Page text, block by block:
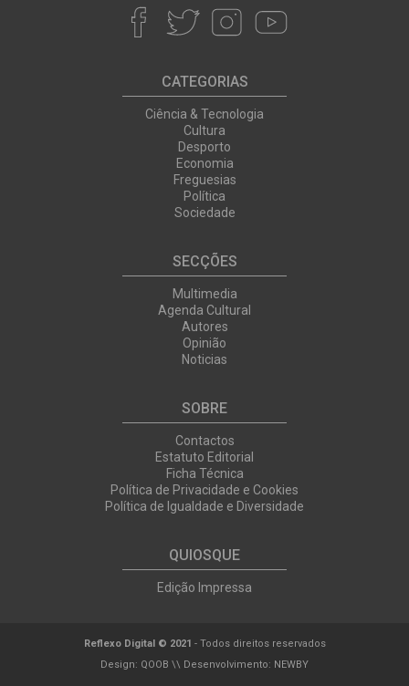
CATEGORIAS
Ciência & Tecnologia
Cultura
Desporto
Economia
Freguesias
Política
Sociedade
SECÇÕES
Multimedia
Agenda Cultural
Autores
Opinião
Noticias
SOBRE
Contactos
Estatuto Editorial
Ficha Técnica
Política de Privacidade e Cookies
Política de Igualdade e Diversidade
QUIOSQUE
Edição Impressa
Reflexo Digital © 2021 - Todos direitos reservados
Design: QOOB \\ Desenvolvimento: NEWBY